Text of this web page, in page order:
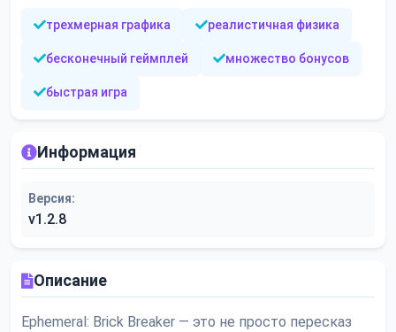
трехмерная графика реалистичная физика
бесконечный геймплей множество бонусов
быстрая игра
Информация
Версия:
v1.2.8
Описание
Ephemeral: Brick Breaker — это не просто пересказ